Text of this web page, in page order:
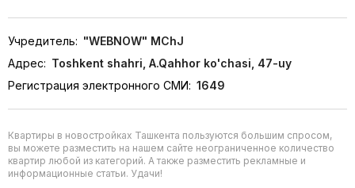
Учредитель: "WEBNOW" MChJ
Адрес: Toshkent shahri, A.Qahhor ko'chasi, 47-uy
Регистрация электронного СМИ: 1649
Квартиры в новостройках Ташкента пользуются большим спросом,
вы можете разместить на нашем сайте неограниченное количество
квартир любой из категорий. А также разместить рекламные и
информационные статьи. Удачи!